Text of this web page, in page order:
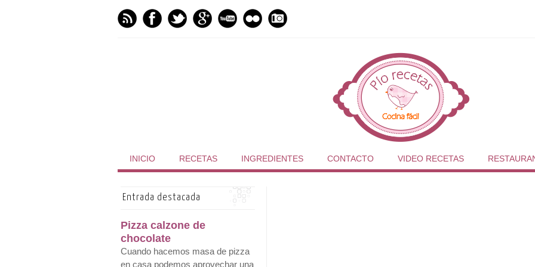
INICIO RECETAS INGREDIENTES CONTACTO VIDEO RECETAS
Entrada destacada
Pizza calzone de
chocolate
Cuando hacemos masa de pizza
en casa podemos aprovechar una